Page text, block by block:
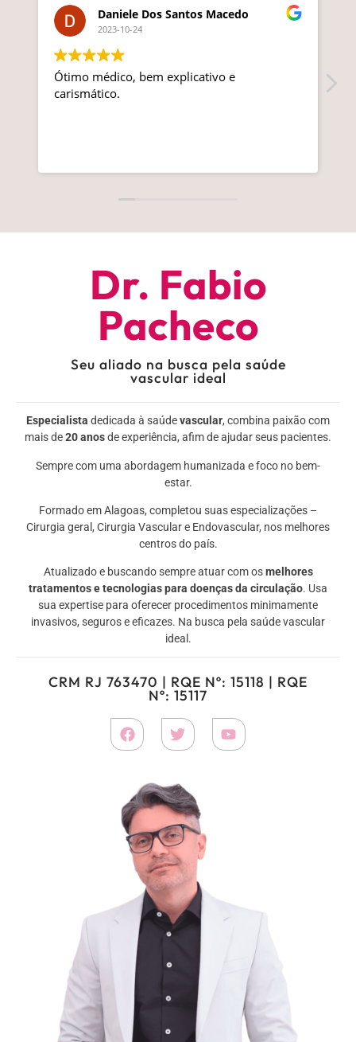
Daniele Dos Santos Macedo
2023-10-24
Ótimo médico, bem explicativo e
carismático.
Dr. Fabio
Pacheco
Seu aliado na busca pela saúde
vascular ideal
Especialista dedicada à saúdevascular, combina paixão com
mais de20 anosde experiência, afim de ajudar seus pacientes.
Sempre com uma abordagem humanizada e foco no bem-
estar.
Formado em Alagoas, completou suas especializações –
Cirurgia geral, Cirurgia Vascular e Endovascular, nos melhores
centros do país.
Atualizado e buscando sempre atuar com osmelhores
tratamentos e tecnologias para doenças da circulação. Usa
sua expertise para oferecer procedimentos minimamente
invasivos, seguros e eficazes. Na busca pela saúde vascular
ideal.
CRM RJ 763470 | RQE Nº: 15118 | RQE
Nº: 15117